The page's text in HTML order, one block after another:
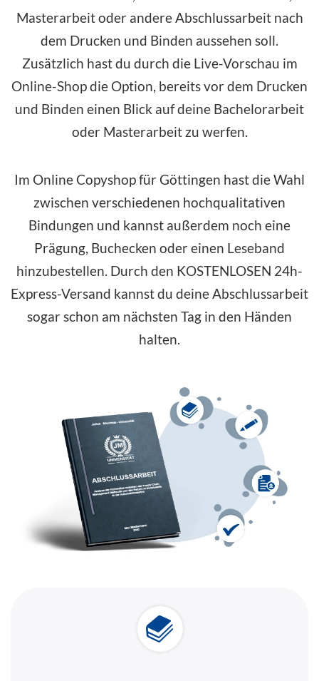
Masterarbeit oder andere Abschlussarbeit nach
dem Drucken und Binden aussehen soll.
Zusätzlich hast du durch die Live-Vorschau im
Online-Shop die Option, bereits vor dem Drucken
und Binden einen Blick auf deine Bachelorarbeit
oder Masterarbeit zu werfen.
Im Online Copyshop für Göttingen hast die Wahl
zwischen verschiedenen hochqualitativen
Bindungen und kannst außerdem noch eine
Prägung, Buchecken oder einen Leseband
hinzubestellen. Durch den KOSTENLOSEN 24h-
Express-Versand kannst du deine Abschlussarbeit
sogar schon am nächsten Tag in den Händen
halten.